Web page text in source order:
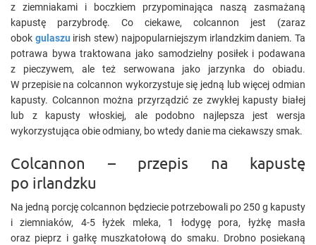
z ziemniakami i boczkiem przypominająca naszą zasmażaną
kapustę parzybrodę. Co ciekawe, colcannon jest (zaraz
obok gulaszu irish stew) najpopularniejszym irlandzkim daniem. Ta
potrawa bywa traktowana jako samodzielny posiłek i podawana
z pieczywem, ale też serwowana jako jarzynka do obiadu.
W przepisie na colcannon wykorzystuje się jedną lub więcej odmian
kapusty. Colcannon można przyrządzić ze zwykłej kapusty białej
lub z kapusty włoskiej, ale podobno najlepsza jest wersja
wykorzystująca obie odmiany, bo wtedy danie ma ciekawszy smak.
Colcannon – przepis na kapustę
po irlandzku
Na jedną porcję colcannon będziecie potrzebowali po 250 g kapusty
i ziemniaków, 4-5 łyżek mleka, 1 łodygę pora, łyżkę masła
oraz pieprz i gałkę muszkatołową do smaku. Drobno posiekaną